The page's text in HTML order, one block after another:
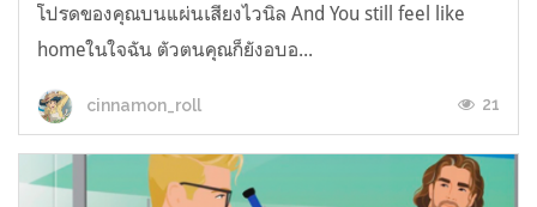
โปรดของคุณบนแผ่นเสียงไวนิล And You still feel like
homeในใจฉัน ตัวตนคุณก็ยังอบอ...
cinnamon_roll 21